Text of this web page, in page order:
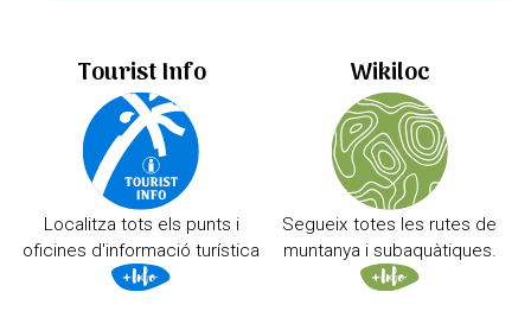
Tourist Info
Localitza tots els punts i
oficines d'informació turística
Wikiloc
Segueix totes les rutes de
muntanya i subaquàtiques.